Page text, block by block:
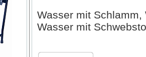
Wasser mit
Wasser mit